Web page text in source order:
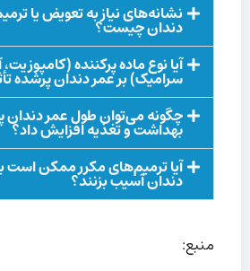
نشانه‌های نیاز به تعویض یا
دندان چیست؟
آیا نوع ماده پرکننده (کامپوزیت،
سرامیک) بر عمر دندان پرشده
چگونه می‌توان طول عمر دندان
بهداشت و تغذیه افزایش داد؟
آیا ترمیم‌های مکرر ممکن است
دندان آسیب بزنند؟
منبع: